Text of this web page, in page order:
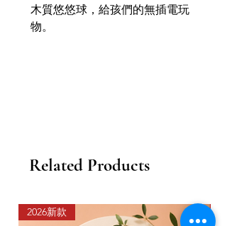
木質悠悠球，給孩們的無插電玩
物。
Related Products
2026新款